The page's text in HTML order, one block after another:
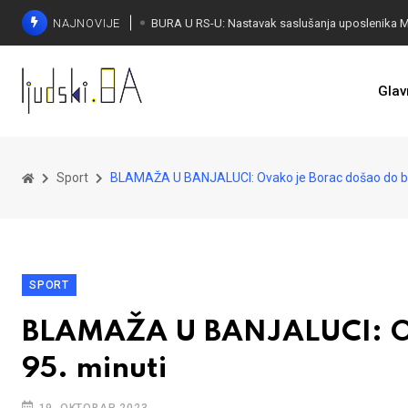
NAJNOVIJE
Sport BLAMAŽA U BANJALUCI: Ovako je Borac došao do
SPORT
BLAMAŽA U BANJALUCI:
95. minuti